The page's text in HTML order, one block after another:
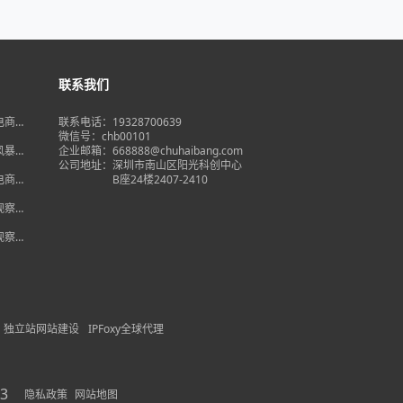
大
】
字
新
突
】
流
】
联系我们
联系电话：19328700639
微信号：chb00101
企业邮箱：668888@chuhaibang.com
公司地址： 深圳市南山区阳光科创中心
B座24楼2407-2410
独立站网站建设 IPFoxy全球代理
隐私政策 网站地图